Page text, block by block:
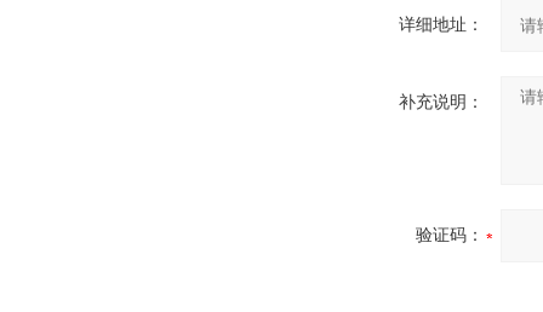
详细地址：
补充说明：
验证码：